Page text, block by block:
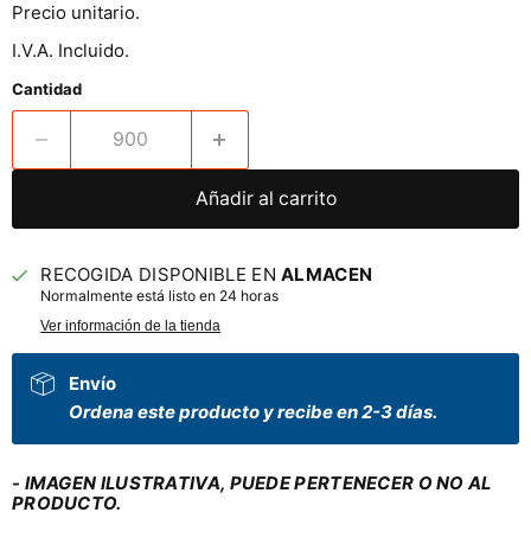
Precio unitario.
I.V.A. Incluido.
Cantidad
Añadir al carrito
RECOGIDA DISPONIBLE ENALMACEN
Normalmente está listo en 24 horas
Ver información de la tienda
Envío
Ordena este producto y recibe en 2-3 días.
- IMAGEN ILUSTRATIVA, PUEDE PERTENECER O NO AL
PRODUCTO.